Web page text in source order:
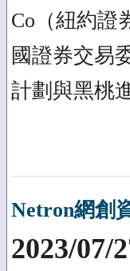
Co（紐約證
國證券交易
計劃與黑桃
Netron網創
2023/07/